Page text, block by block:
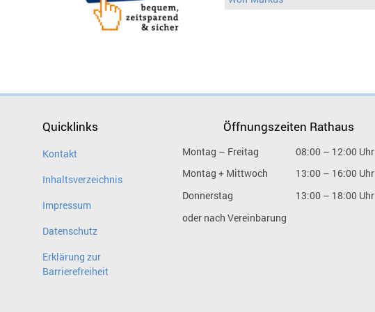
Quicklinks
Kontakt
Inhaltsverzeichnis
Impressum
Datenschutz
Erklärung zur
Barrierefreiheit
Öffnungszeiten Rathaus
Montag – Freitag
08:00 – 12:00 Uhr
Montag + Mittwoch
13:00 – 16:00 Uhr
Donnerstag
13:00 – 18:00 Uhr
oder nach Vereinbarung